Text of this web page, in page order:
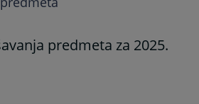
predmeta za 2025.